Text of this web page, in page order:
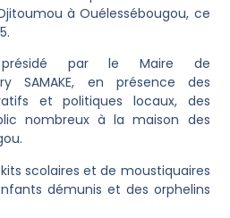
à Ouélessébougou, ce
présidé par le Maire de
SAMAKE, en présence des
et politiques locaux, des
nombreux à la maison des
scolaires et de moustiquaires
démunis et des orphelins